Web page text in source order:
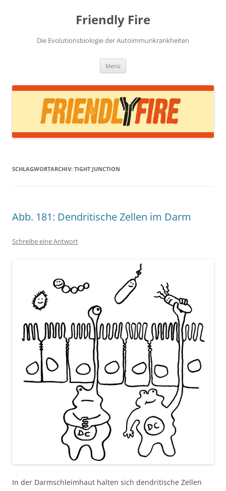
Friendly Fire
Die Evolutionsbiologie der Autoimmunkrankheiten
Menü
SCHLAGWORTARCHIV: TIGHT JUNCTION
Abb. 181: Dendritische Zellen im Darm
Schreibe eine Antwort
In der Darmschleimhaut halten sich dendritische Zellen